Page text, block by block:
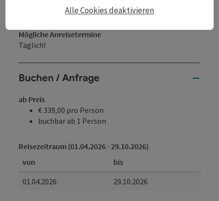
Mögliche Anreisetermine
Täglich!
Buchen / Anfrage
ab Preis
€ 339,00 pro Person
buchbar ab 1 Person
Reisezeitraum (01.04.2026 - 29.10.2026)
von
bis
01.04.2026
29.10.2026
Alle Cookies deaktivieren